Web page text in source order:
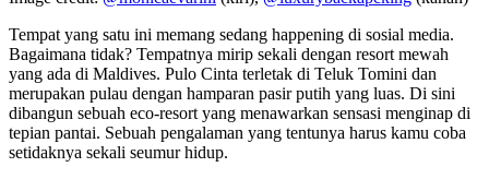
Tempat yang satu ini memang sedang happening di sosial media.
Bagaimana tidak? Tempatnya mirip sekali dengan resort mewah
yang ada di Maldives. Pulo Cinta terletak di Teluk Tomini dan
merupakan pulau dengan hamparan pasir putih yang luas. Di sini
dibangun sebuah eco-resort yang menawarkan sensasi menginap di
tepian pantai. Sebuah pengalaman yang tentunya harus kamu coba
setidaknya sekali seumur hidup.